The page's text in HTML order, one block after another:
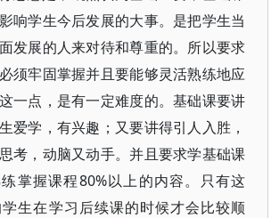
响学生今后发展的大事。是把学生当
发展的人来对待和尊重的。所以要求
须牢固掌握并且要能够灵活熟练地应
一点，是有一定难度的。基础课要讲
爱学，有兴趣；又要讲得引人入胜，
考，动脑又动手。并且要求学基础课
掌握课程80%以上的内容。只有这
生在学习后续课的时候才会比较顺